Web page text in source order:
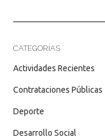
CATEGORÍAS
Actividades Recientes
Contrataciones Públicas
Deporte
Desarrollo Social